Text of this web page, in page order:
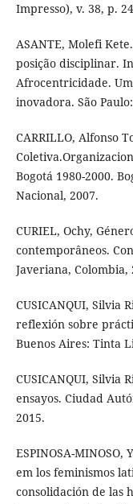
Impresso), v. 38, p.
ASANTE, Molefi
posição disciplinar.
Afrocentricidade.
inovadora. São
CARRILLO, Alfonso
Bogotá 1980-2000.
Nacional, 2007.
CURIEL, Ochy,
contemporâneos.
Javeriana, Colombia,
CUSICANQUI, Silvia
reflexión sobre
Buenos Aires: Tinta
CUSICANQUI, Silvia
ensayos. Ciudad
2015.
ESPINOSA-
em los feminismos
consolidación de las